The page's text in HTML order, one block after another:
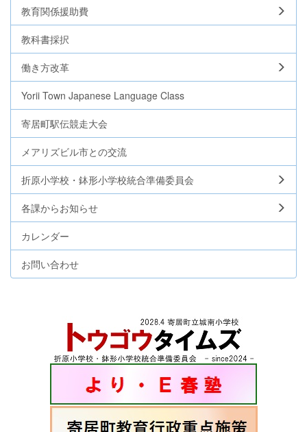
教育関係援助費
教科書採択
働き方改革
Yorii Town Japanese Language Class
寄居町駅伝競走大会
メアリズビル市との交流
折原小学校・鉢形小学校統合準備委員会
各課からお知らせ
カレンダー
お問い合わせ